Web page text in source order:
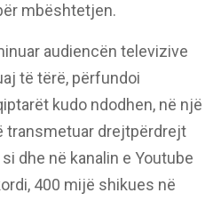
mbështetjen.
audiencën televizive
të tërë, përfundoi
kudo ndodhen, në një
transmetuar drejtpërdrejt
dhe në kanalin e Youtube
400 mijë shikues në